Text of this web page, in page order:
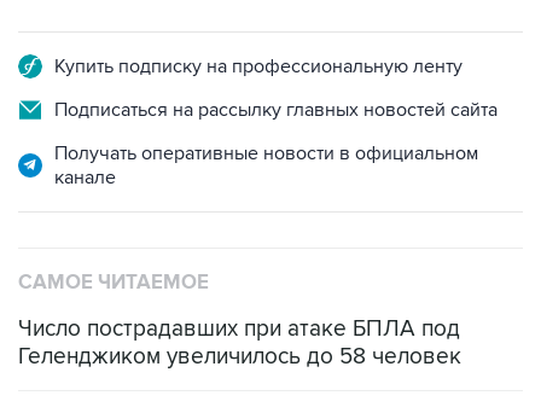
Купить подписку на профессиональную ленту
Подписаться на рассылку главных новостей сайта
Получать оперативные новости в официальном
канале
САМОЕ ЧИТАЕМОЕ
Число пострадавших при атаке БПЛА под
Геленджиком увеличилось до 58 человек